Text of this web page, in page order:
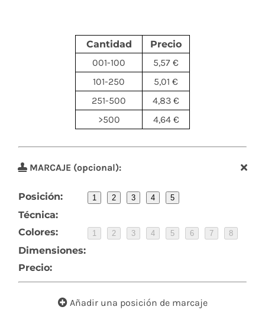
Cantidad
Precio
001-100
5,57 €
101-250
5,01 €
251-500
4,83 €
>500
4,64 €
MARCAJE (opcional):
Posición: 1 2 3 4 5
Técnica:
Colores:
1 2 3 4 5 6 7 8
Dimensiones:
Precio:
Añadir una posición de marcaje